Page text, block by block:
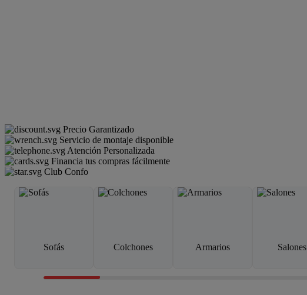
Precio Garantizado
Servicio de montaje disponible
Atención Personalizada
Financia tus compras fácilmente
Club Confo
Sofás Colchones Armarios Salones